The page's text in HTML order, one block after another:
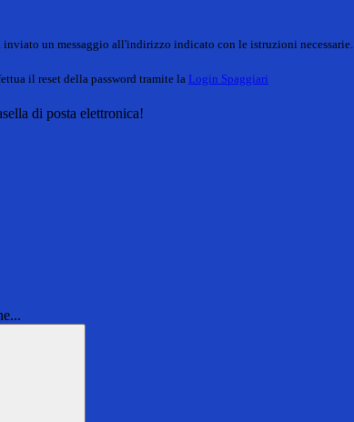
inviato un messaggio all'indirizzo indicato con le istruzioni necessarie.
il reset della password tramite la Login Spaggiari
di posta elettronica!